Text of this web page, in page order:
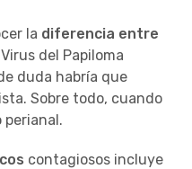
la diferencia entre
del Papiloma
duda habría que
Sobre todo, cuando
perianal.
contagiosos incluye